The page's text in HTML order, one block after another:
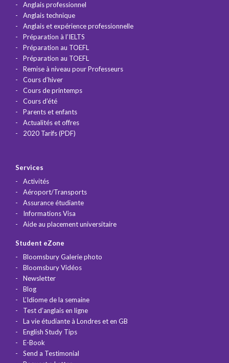
Anglais professionnel
Anglais technique
Anglais et expérience professionnelle
Préparation à l’IELTS
Préparation au TOEFL
Préparation au TOEFL
Remise à niveau pour Professeurs
Cours d’hiver
Cours de printemps
Cours d’été
Parents et enfants
Actualités et offres
2020 Tarifs (PDF)
Services
Activités
Aéroport/Transports
Assurance étudiante
Informations Visa
Aide au placement universitaire
Student eZone
Bloomsbury Galerie photo
Bloomsbury Vidéos
Newsletter
Blog
L’Idiome de la semaine
Test d’anglais en ligne
La vie étudiante à Londres et en GB
English Study Tips
E-Book
Send a Testimonial